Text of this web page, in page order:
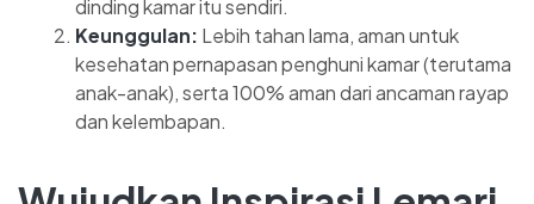
dinding kamar itu sendiri.
Keunggulan: Lebih tahan lama, aman untuk
kesehatan pernapasan penghuni kamar (terutama
anak-anak), serta 100% aman dari ancaman rayap
dan kelembapan.